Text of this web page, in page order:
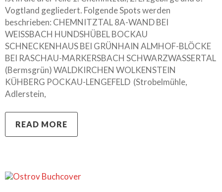
Vogtland gegliedert. Folgende Spots werden
beschrieben: CHEMNITZTAL 8A-WAND BEI
WEISSBACH HUNDSHÜBEL BOCKAU
SCHNECKENHAUS BEI GRÜNHAIN ALMHOF-BLÖCKE
BEI RASCHAU-MARKERSBACH SCHWARZWASSERTAL
(Bermsgrün) WALDKIRCHEN WOLKENSTEIN
KÜHBERG POCKAU-LENGEFELD (Strobelmühle,
Adlerstein,
READ MORE